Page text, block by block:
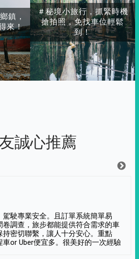
鎮，
來！
＃秘境小旅行，抓緊時機
搶拍照，免找車位輕鬆
到！
誠心推薦
駛專業安全。且訂單系統簡單易
卷調查，旅步都能提供符合需求的車
持密切聯繫，讓人十分安心。重點
or Uber便宜多。很美好的一次經驗